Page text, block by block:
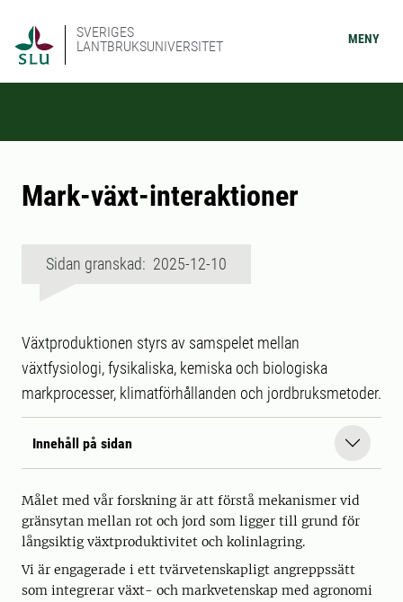
SVERIGES
LANTBRUKSUNIVERSITET
MENY
Mark-växt-interaktioner
Sidan granskad: 2025-12-10
Växtproduktionen styrs av samspelet mellan
växtfysiologi, fysikaliska, kemiska och biologiska
markprocesser, klimatförhållanden och jordbruksmetoder.
Innehåll på sidan
Målet med vår forskning är att förstå mekanismer vid
gränsytan mellan rot och jord som ligger till grund för
långsiktig växtproduktivitet och kolinlagring.
Vi är engagerade i ett tvärvetenskapligt angreppssätt
som integrerar växt- och markvetenskap med agronomi